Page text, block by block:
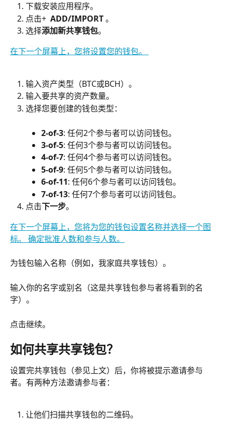
下载安装应用程序。
点击+ ADD/IMPORT 。
选择添加新共享钱包。
在下一个屏幕上，您将设置您的钱包。
输入资产类型（BTC或BCH）。
输入要共享的资产数量。
选择您要创建的钱包类型：
2-of-3: 任何2个参与者可以访问钱包。
3-of-5: 任何3个参与者可以访问钱包。
4-of-7: 任何4个参与者可以访问钱包。
5-of-9: 任何5个参与者可以访问钱包。
6-of-11: 任何6个参与者可以访问钱包。
7-of-13: 任何7个参与者可以访问钱包。
点击下一步。
在下一个屏幕上，您将为您的钱包设置名称并选择一个图
标。 确定批准人数和参与人数。
为钱包输入名称（例如，我家庭共享钱包）。
输入你的名字或别名（这是共享钱包参与者将看到的名
字）。
点击继续。
如何共享共享钱包？
设置完共享钱包（参见上文）后，你将被提示邀请参与
者。有两种方法邀请参与者：
让他们扫描共享钱包的二维码。